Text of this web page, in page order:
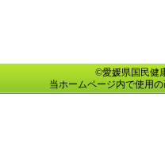
©愛媛県国民健
当ホームページ内で使用